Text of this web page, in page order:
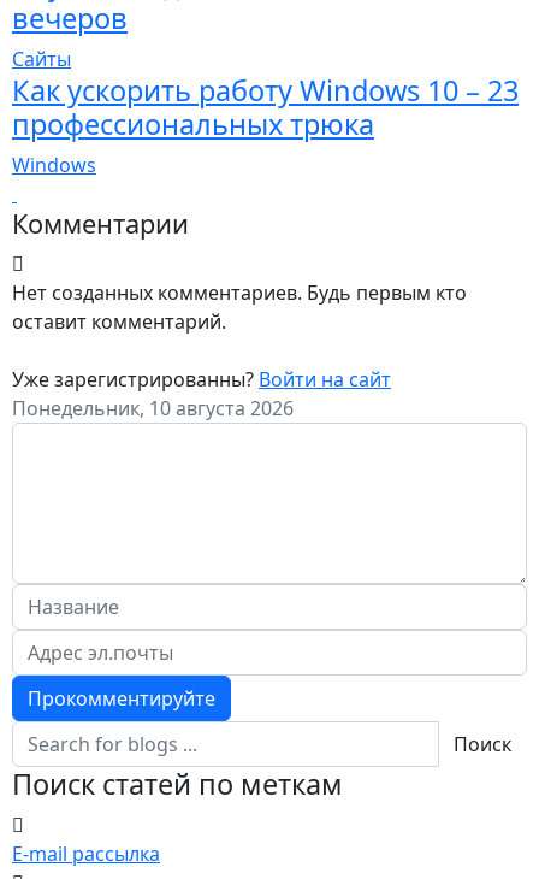
вечеров
Сайты
Как ускорить работу Windows 10 – 23
профессиональных трюка
Windows
Комментарии
Нет созданных комментариев. Будь первым кто
оставит комментарий.
Уже зарегистрированны? Войти на сайт
Понедельник, 10 августа 2026
Прокомментируйте
Поиск
Поиск статей по меткам
E-mail рассылка